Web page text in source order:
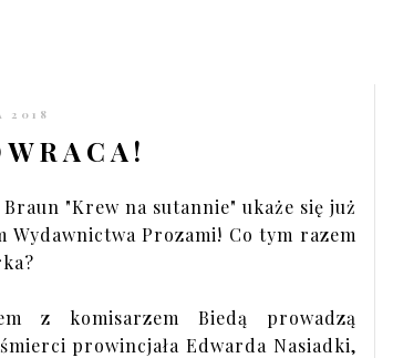
2018
"Krew na sutannie" ukaże się już
Wydawnictwa Prozami! Co tym razem
z komisarzem Biedą prowadzą
prowincjała Edwarda Nasiadki,